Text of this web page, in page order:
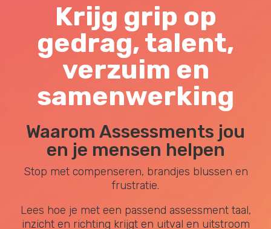
Krijg grip op
gedrag, talent,
verzuim en
samenwerking
Waarom Assessments jou
en je mensen helpen
Stop met compenseren, brandjes blussen en
frustratie.
Lees hoe je met een passend assessment taal,
inzicht en richting krijgt en uitval en uitstroom